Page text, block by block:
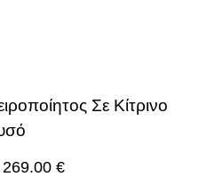
Σε Κίτρινο
269.00 €